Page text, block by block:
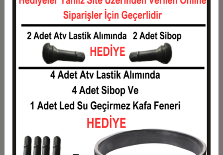
Taksit Tutarı
Toplam Tutar
1
5.500,00 TL
5.500,00 TL
2.750,00 TL
5.500,00 TL
3
1.961,67 TL
5.885,00 TL
1.498,75 TL
1.221,00 TL
6.105,00 TL
1.035,83 TL
7
903,57 TL
6.325,00 TL
8
804,38 TL
6.435,00 TL